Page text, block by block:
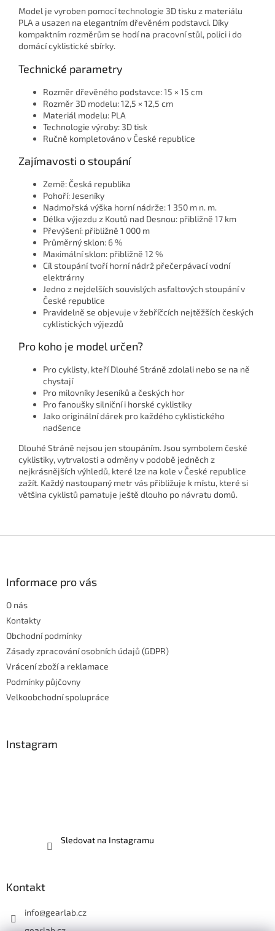
Model je vyroben pomocí technologie 3D tisku z materiálu
PLA a usazen na elegantním dřevěném podstavci. Díky
kompaktním rozměrům se hodí na pracovní stůl, polici i do
domácí cyklistické sbírky.
Technické parametry
Rozměr dřevěného podstavce: 15 × 15 cm
Rozměr 3D modelu: 12,5 × 12,5 cm
Materiál modelu: PLA
Technologie výroby: 3D tisk
Ručně kompletováno v České republice
Zajímavosti o stoupání
Země: Česká republika
Pohoří: Jeseníky
Nadmořská výška horní nádrže: 1 350 m n. m.
Délka výjezdu z Koutů nad Desnou: přibližně 17 km
Převýšení: přibližně 1 000 m
Průměrný sklon: 6 %
Maximální sklon: přibližně 12 %
Cíl stoupání tvoří horní nádrž přečerpávací vodní
elektrárny
Jedno z nejdelších souvislých asfaltových stoupání v
České republice
Pravidelně se objevuje v žebříčcích nejtěžších českých
cyklistických výjezdů
Pro koho je model určen?
Pro cyklisty, kteří Dlouhé Stráně zdolali nebo se na ně
chystají
Pro milovníky Jeseníků a českých hor
Pro fanoušky silniční i horské cyklistiky
Jako originální dárek pro každého cyklistického
nadšence
Dlouhé Stráně nejsou jen stoupáním. Jsou symbolem české
cyklistiky, vytrvalosti a odměny v podobě jedněch z
nejkrásnějších výhledů, které lze na kole v České republice
zažít. Každý nastoupaný metr vás přibližuje k místu, které si
většina cyklistů pamatuje ještě dlouho po návratu domů.
Informace pro vás
O nás
Kontakty
Obchodní podmínky
Zásady zpracování osobních údajů (GDPR)
Vrácení zboží a reklamace
Podmínky půjčovny
Velkoobchodní spolupráce
Instagram
Sledovat na Instagramu
Kontakt
info@gearlab.cz